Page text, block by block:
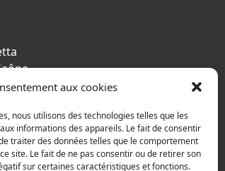
aux cookies
nous utilisons des technologies telles que les
informations des appareils. Le fait de consentir
traiter des données telles que le comportement
site. Le fait de ne pas consentir ou de retirer son
sur certaines caractéristiques et fonctions.